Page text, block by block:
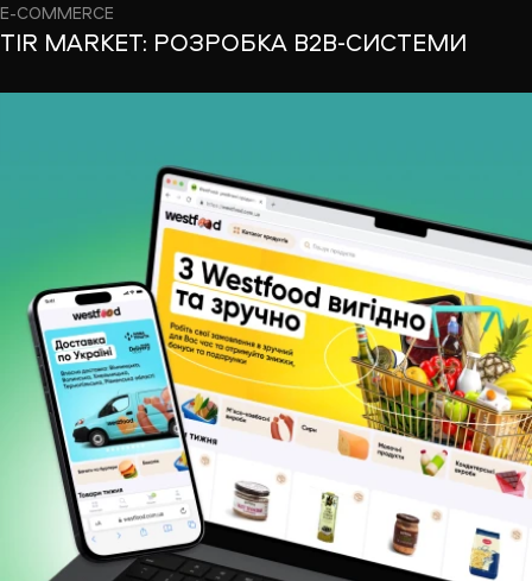
E-COMMERCE
TIR MARKET: РОЗРОБКА B2B-СИСТЕМИ